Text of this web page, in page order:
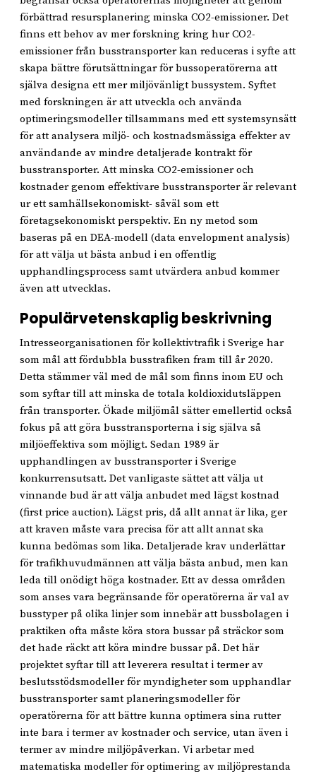
förbättrad resursplanering minska CO2-emissioner. Det
finns ett behov av mer forskning kring hur CO2-
emissioner från busstransporter kan reduceras i syfte att
skapa bättre förutsättningar för bussoperatörerna att
själva designa ett mer miljövänligt bussystem. Syftet
med forskningen är att utveckla och använda
optimeringsmodeller tillsammans med ett systemsynsätt
för att analysera miljö- och kostnadsmässiga effekter av
användande av mindre detaljerade kontrakt för
busstransporter. Att minska CO2-emissioner och
kostnader genom effektivare busstransporter är relevant
ur ett samhällsekonomiskt- såväl som ett
företagsekonomiskt perspektiv. En ny metod som
baseras på en DEA-modell (data envelopment analysis)
för att välja ut bästa anbud i en offentlig
upphandlingsprocess samt utvärdera anbud kommer
även att utvecklas.
Populärvetenskaplig beskrivning
Intresseorganisationen för kollektivtrafik i Sverige har
som mål att fördubbla busstrafiken fram till år 2020.
Detta stämmer väl med de mål som finns inom EU och
som syftar till att minska de totala koldioxidutsläppen
från transporter. Ökade miljömål sätter emellertid också
fokus på att göra busstransporterna i sig själva så
miljöeffektiva som möjligt. Sedan 1989 är
upphandlingen av busstransporter i Sverige
konkurrensutsatt. Det vanligaste sättet att välja ut
vinnande bud är att välja anbudet med lägst kostnad
(first price auction). Lägst pris, då allt annat är lika, ger
att kraven måste vara precisa för att allt annat ska
kunna bedömas som lika. Detaljerade krav underlättar
för trafikhuvudmännen att välja bästa anbud, men kan
leda till onödigt höga kostnader. Ett av dessa områden
som anses vara begränsande för operatörerna är val av
busstyper på olika linjer som innebär att bussbolagen i
praktiken ofta måste köra stora bussar på sträckor som
det hade räckt att köra mindre bussar på. Det här
projektet syftar till att leverera resultat i termer av
beslutsstödsmodeller för myndigheter som upphandlar
busstransporter samt planeringsmodeller för
operatörerna för att bättre kunna optimera sina rutter
inte bara i termer av kostnader och service, utan även i
termer av mindre miljöpåverkan. Vi arbetar med
matematiska modeller för optimering av miljöprestanda